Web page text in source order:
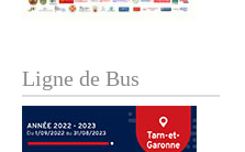
Ligne de Bus